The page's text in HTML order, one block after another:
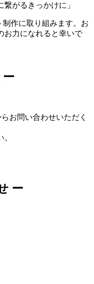
繋がるきっかけに」
制作に取り組みます。お
お力になれると幸いで
ー
お問い合わせいただく
ー